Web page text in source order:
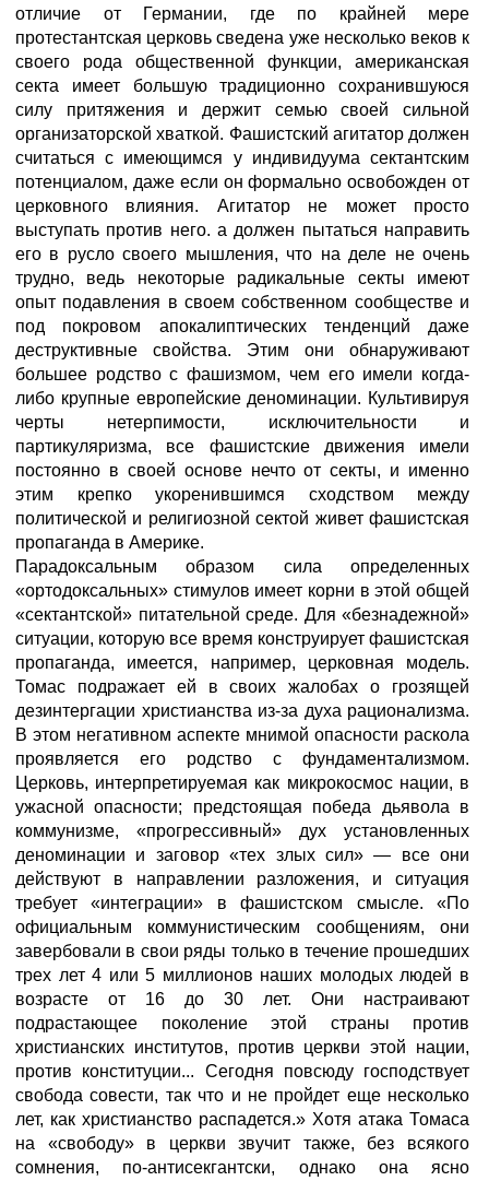
отличие от Германии, где по крайней мере
протестантская церковь сведена уже несколько веков к
своего рода общественной функции, американская
секта имеет большую традиционно сохранившуюся
силу притяжения и держит семью своей сильной
организаторской хваткой. Фашистский агитатор должен
считаться с имеющимся у индивидуума сектантским
потенциалом, даже если он формально освобожден от
церковного влияния. Агитатор не может просто
выступать против него. а должен пытаться направить
его в русло своего мышления, что на деле не очень
трудно, ведь некоторые радикальные секты имеют
опыт подавления в своем собственном сообществе и
под покровом апокалиптических тенденций даже
деструктивные свойства. Этим они обнаруживают
большее родство с фашизмом, чем его имели когда-
либо крупные европейские деноминации. Культивируя
черты нетерпимости, исключительности и
партикуляризма, все фашистские движения имели
постоянно в своей основе нечто от секты, и именно
этим крепко укоренившимся сходством между
политической и религиозной сектой живет фашистская
пропаганда в Америке.
Парадоксальным образом сила определенных
«ортодоксальных» стимулов имеет корни в этой общей
«сектантской» питательной среде. Для «безнадежной»
ситуации, которую все время конструирует фашистская
пропаганда, имеется, например, церковная модель.
Томас подражает ей в своих жалобах о грозящей
дезинтергации христианства из-за духа рационализма.
В этом негативном аспекте мнимой опасности раскола
проявляется его родство с фундаментализмом.
Церковь, интерпретируемая как микрокосмос нации, в
ужасной опасности; предстоящая победа дьявола в
коммунизме, «прогрессивный» дух установленных
деноминации и заговор «тех злых сил» — все они
действуют в направлении разложения, и ситуация
требует «интеграции» в фашистском смысле. «По
официальным коммунистическим сообщениям, они
завербовали в свои ряды только в течение прошедших
трех лет 4 или 5 миллионов наших молодых людей в
возрасте от 16 до 30 лет. Они настраивают
подрастающее поколение этой страны против
христианских институтов, против церкви этой нации,
против конституции... Сегодня повсюду господствует
свобода совести, так что и не пройдет еще несколько
лет, как христианство распадется.» Хотя атака Томаса
на «свободу» в церкви звучит также, без всякого
сомнения, по-антисекгантски, однако она ясно